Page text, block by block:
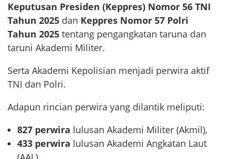
Keputusan Presiden (Keppres) Nomor 56 TNI
Tahun 2025 dan Keppres Nomor 57 Polri
Tahun 2025 tentang pengangkatan taruna dan
taruni Akademi Militer.
Serta Akademi Kepolisian menjadi perwira aktif
TNI dan Polri.
Adapun rincian perwira yang dilantik meliputi:
827 perwira lulusan Akademi Militer (Akmil),
433 perwira lulusan Akademi Angkatan Laut